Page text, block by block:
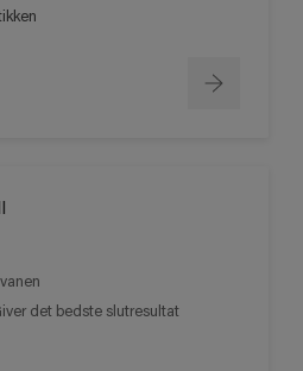
det bedste slutresultat